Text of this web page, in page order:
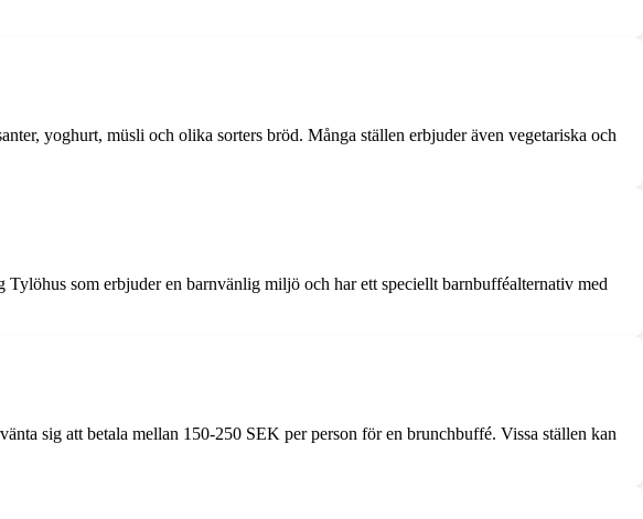
yoghurt, müsli och olika sorters bröd. Många ställen erbjuder även vegetariska och
som erbjuder en barnvänlig miljö och har ett speciellt barnbufféalternativ med
sig att betala mellan 150-250 SEK per person för en brunchbuffé. Vissa ställen kan